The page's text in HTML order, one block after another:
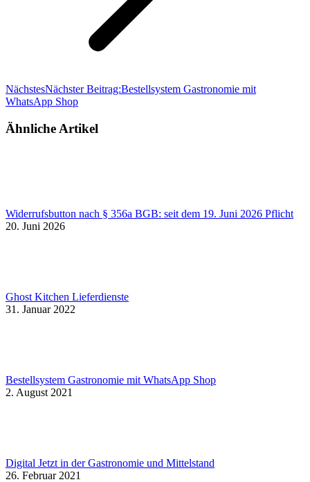
NächstesNächster Beitrag:Bestellsystem Gastronomie mit
WhatsApp Shop
Ähnliche Artikel
Widerrufsbutton nach § 356a BGB: seit dem 19. Juni 2026 Pflicht
20. Juni 2026
Ghost Kitchen Lieferdienste
31. Januar 2022
Bestellsystem Gastronomie mit WhatsApp Shop
2. August 2021
Digital Jetzt in der Gastronomie und Mittelstand
26. Februar 2021